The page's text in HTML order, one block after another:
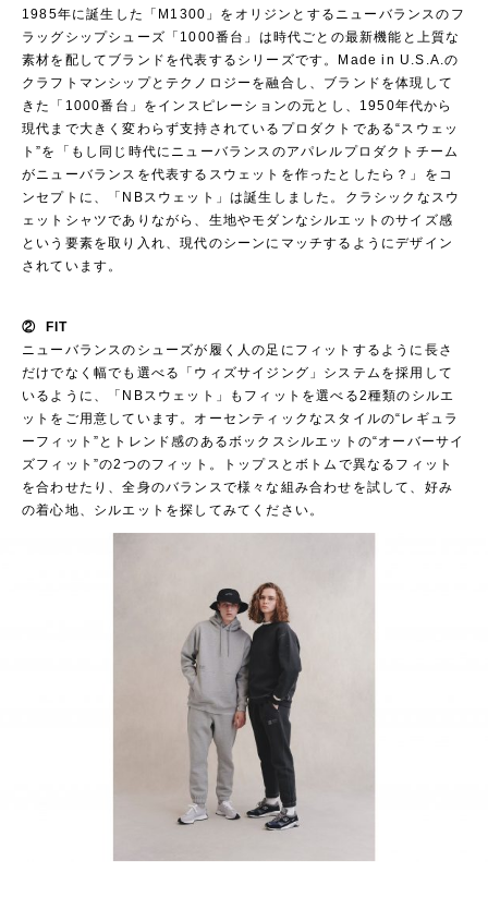
1985年に誕生した「M1300」をオリジンとするニューバランスのフ
ラッグシップシューズ「1000番台」は時代ごとの最新機能と上質な
素材を配してブランドを代表するシリーズです。Made in U.S.A.の
クラフトマンシップとテクノロジーを融合し、ブランドを体現して
きた「1000番台」をインスピレーションの元とし、1950年代から
現代まで大きく変わらず支持されているプロダクトである“スウェッ
ト”を「もし同じ時代にニューバランスのアパレルプロダクトチーム
がニューバランスを代表するスウェットを作ったとしたら？」をコ
ンセプトに、「NBスウェット」は誕生しました。クラシックなスウ
ェットシャツでありながら、生地やモダンなシルエットのサイズ感
という要素を取り入れ、現代のシーンにマッチするようにデザイン
されています。
② FIT
ニューバランスのシューズが履く人の足にフィットするように長さ
だけでなく幅でも選べる「ウィズサイジング」システムを採用して
いるように、「NBスウェット」もフィットを選べる2種類のシルエ
ットをご用意しています。オーセンティックなスタイルの“レギュラ
ーフィット”とトレンド感のあるボックスシルエットの“オーバーサイ
ズフィット”の2つのフィット。トップスとボトムで異なるフィット
を合わせたり、全身のバランスで様々な組み合わせを試して、好み
の着心地、シルエットを探してみてください。